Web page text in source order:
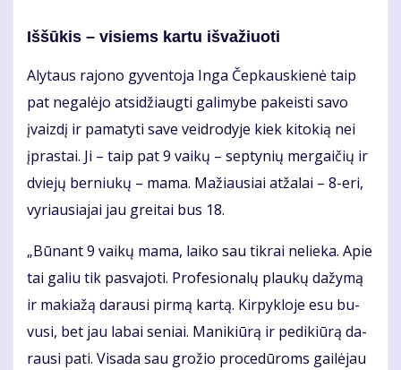
Iš­šū­kis – vi­siems kar­tu iš­va­žiuo­ti
Aly­taus ra­jo­no gy­ven­to­ja In­ga Čep­kaus­kie­nė taip
pat ne­ga­lė­jo at­si­džiaug­ti ga­li­my­be pa­keis­ti sa­vo
įvaiz­dį ir pa­ma­ty­ti sa­ve veid­ro­dy­je kiek ki­to­kią nei
įpras­tai. Ji – taip pat 9 vai­kų – sep­ty­nių mer­gai­čių ir
dvie­jų ber­niu­kų – ma­ma. Ma­žiau­siai at­ža­lai – 8-eri,
vy­riau­sia­jai jau grei­tai bus 18.
„Bū­nant 9 vai­kų ma­ma, lai­ko sau tik­rai ne­lie­ka. Apie
tai ga­liu tik pa­sva­jo­ti. Pro­fe­sio­na­lų plau­kų da­žy­mą
ir ma­kia­žą da­rau­si pir­mą kar­tą. Kir­pyk­lo­je esu bu­
vu­si, bet jau la­bai se­niai. Ma­ni­kiū­rą ir pe­di­kiū­rą da­
rau­si pa­ti. Vi­sa­da sau gro­žio pro­ce­dū­roms gai­lė­jau